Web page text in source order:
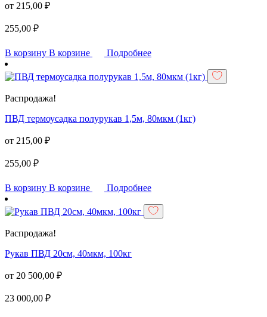
от 215,00 ₽
255,00 ₽
В корзину В корзине Подробнее
Распродажа!
ПВД термоусадка полурукав 1,5м, 80мкм (1кг)
от 215,00 ₽
255,00 ₽
В корзину В корзине Подробнее
Распродажа!
Рукав ПВД 20см, 40мкм, 100кг
от 20 500,00 ₽
23 000,00 ₽